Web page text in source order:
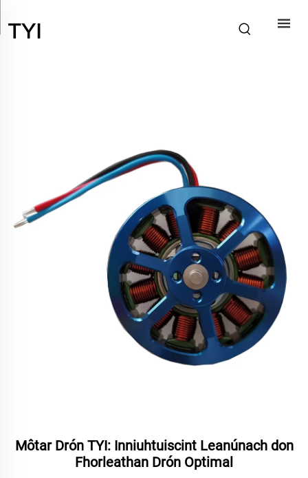
Môtar Drón TYI: Inniuhtuiscint Leanúnach don
Fhorleathan Drón Optimal